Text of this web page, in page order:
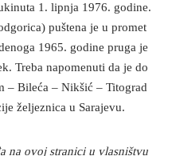
1. lipnja 1976. godine.
puštena je u promet
1965. godine pruga je
Treba napomenuti da je do
– Bileća – Nikšić – Titograd
željeznica u Sarajevu.
na ovoj stranici u vlasništvu